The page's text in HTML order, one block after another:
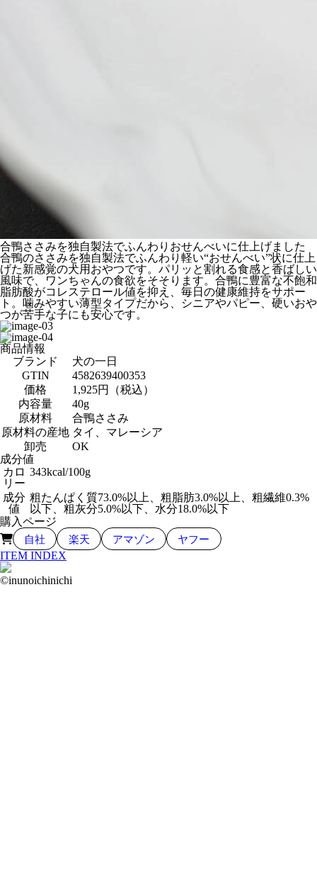
合鴨ささみを独自製法でふんわりおせんべいに仕上げました
合鴨のささみを独自製法でふんわり軽い“おせんべい”状に仕上
げた新感覚の犬用おやつです。パリッと割れる食感と香ばしい
風味で、ワンちゃんの食欲をそそります。合鴨に豊富な不飽和
脂肪酸がコレステロール値を抑え、毎日の健康維持をサポー
ト。噛みやすい薄型タイプだから、シニアやパピー、硬いおや
つが苦手な子にも安心です。
商品情報
ブランド
犬の一日
GTIN
4582639400353
価格
1,925円（税込）
内容量
40g
原材料
合鴨ささみ
原材料の産地 タイ、マレーシア
卸売
OK
成分値
カロ
リー
343kcal/100g
成分
値
粗たんぱく質73.0%以上、粗脂肪3.0%以上、粗繊維0.3%
以下、粗灰分5.0%以下、水分18.0%以下
購入ページ
自社
楽天 アマゾン
ヤフー
ITEM INDEX
©inunoichinichi